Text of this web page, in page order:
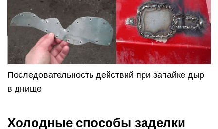
Последовательность действий при запайке дыр
в днище
Холодные способы заделки